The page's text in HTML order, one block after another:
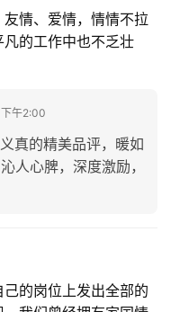
情、爱情，情情不拉
的工作中也不乏壮
午2:00
真的精美品评，暖如
人心脾，深度激励，
的岗位上发出全部的